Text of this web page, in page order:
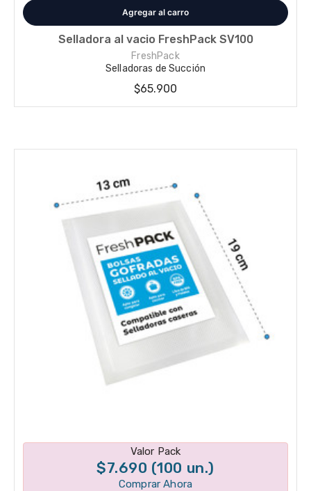
Selladora al vacio FreshPack SV100
FreshPack
Selladoras de Succión
$65.900
Disponible en 1 variantes
Valor Pack
$7.690 (100 un.)
Comprar Ahora